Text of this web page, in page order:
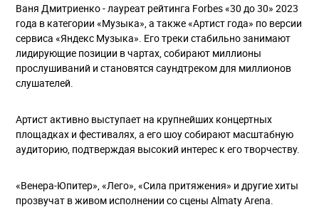
Ваня Дмитриенко - лауреат рейтинга Forbes «30 до 30» 2023
года в категории «Музыка», а также «Артист года» по версии
сервиса «Яндекс Музыка». Его треки стабильно занимают
лидирующие позиции в чартах, собирают миллионы
прослушиваний и становятся саундтреком для миллионов
слушателей.
Артист активно выступает на крупнейших концертных
площадках и фестивалях, а его шоу собирают масштабную
аудиторию, подтверждая высокий интерес к его творчеству.
«Венера-Юпитер», «Лего», «Сила притяжения» и другие хиты
прозвучат в живом исполнении со сцены Almaty Arena.